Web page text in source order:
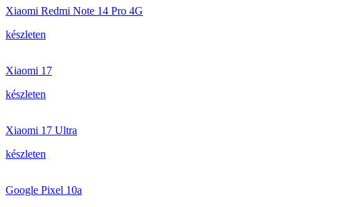
Xiaomi Redmi Note 14 Pro 4G
készleten
Xiaomi 17
készleten
Xiaomi 17 Ultra
készleten
Google Pixel 10a